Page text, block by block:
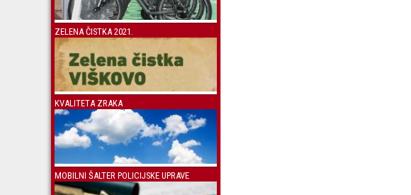
ZELENA ČISTKA 2021.
KVALITETA ZRAKA
MOBILNI ŠALTER POLICIJSKE UPRAVE